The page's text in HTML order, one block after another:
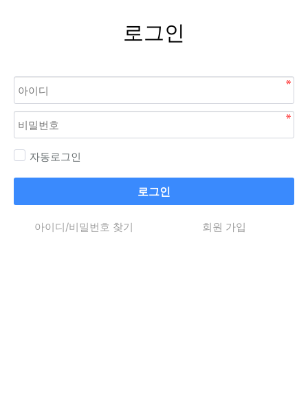
로그인
자동로그인
로그인
아이디/비밀번호 찾기 회원 가입